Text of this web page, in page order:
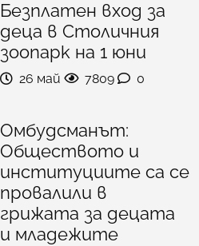
Безплатен вход за
деца в Столичния
зоопарк на 1 юни
26 май 7809 0
Омбудсманът:
Обществото и
институциите са се
провалили в
грижата за децата
и младежите